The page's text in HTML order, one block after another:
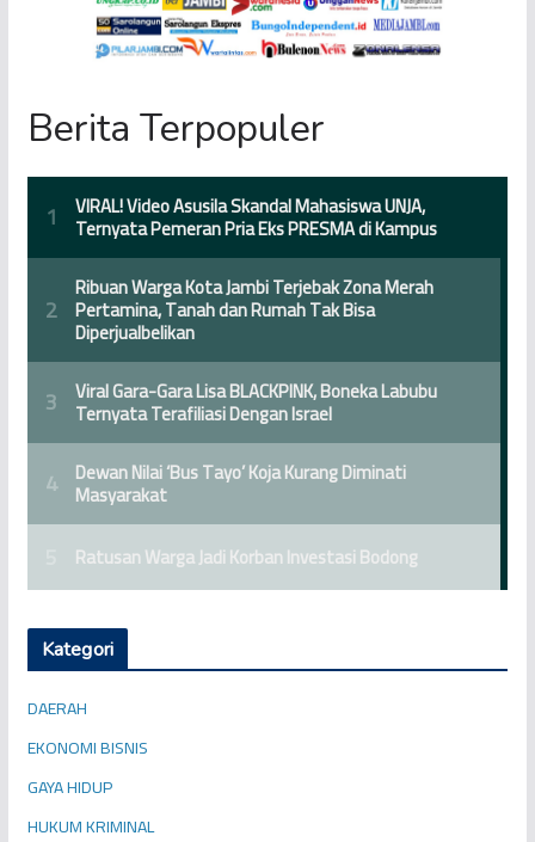
Berita Terpopuler
Kategori
DAERAH
EKONOMI BISNIS
GAYA HIDUP
HUKUM KRIMINAL